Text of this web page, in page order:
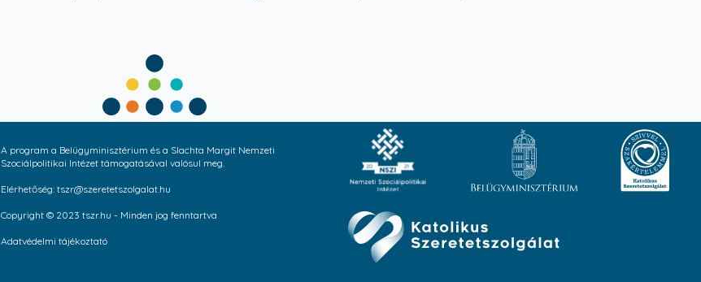
A program a Belügyminisztérium és a Slachta Margit Nemzeti
Szociálpolitikai Intézet támogatásával valósul meg.
Elérhetőség: tszr@szeretetszolgalat.hu
Copyright © 2023 tszr.hu - Minden jog fenntartva
Adatvédelmi tájékoztató